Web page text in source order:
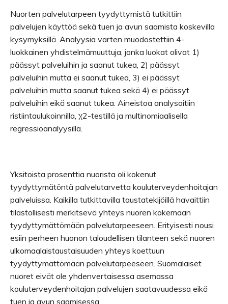
Nuorten palvelutarpeen tyydyttymistä tutkittiin
palvelujen käyttöä sekä tuen ja avun saamista koskevilla
kysymyksillä. Analyysia varten muodostettiin 4-
luokkainen yhdistelmämuuttuja, jonka luokat olivat 1)
päässyt palveluihin ja saanut tukea, 2) päässyt
palveluihin mutta ei saanut tukea, 3) ei päässyt
palveluihin mutta saanut tukea sekä 4) ei päässyt
palveluihin eikä saanut tukea. Aineistoa analysoitiin
ristiintaulukoinnilla, χ2-testillä ja multinomiaalisella
regressioanalyysilla.
Yksitoista prosenttia nuorista oli kokenut
tyydyttymätöntä palvelutarvetta kouluterveydenhoitajan
palveluissa. Kaikilla tutkittavilla taustatekijöillä havaittiin
tilastollisesti merkitsevä yhteys nuoren kokemaan
tyydyttymättömään palvelutarpeeseen. Erityisesti nousi
esiin perheen huonon taloudellisen tilanteen sekä nuoren
ulkomaalaistaustaisuuden yhteys koettuun
tyydyttymättömään palvelutarpeeseen. Suomalaiset
nuoret eivät ole yhdenvertaisessa asemassa
kouluterveydenhoitajan palvelujen saatavuudessa eikä
tuen ja avun saamisessa.